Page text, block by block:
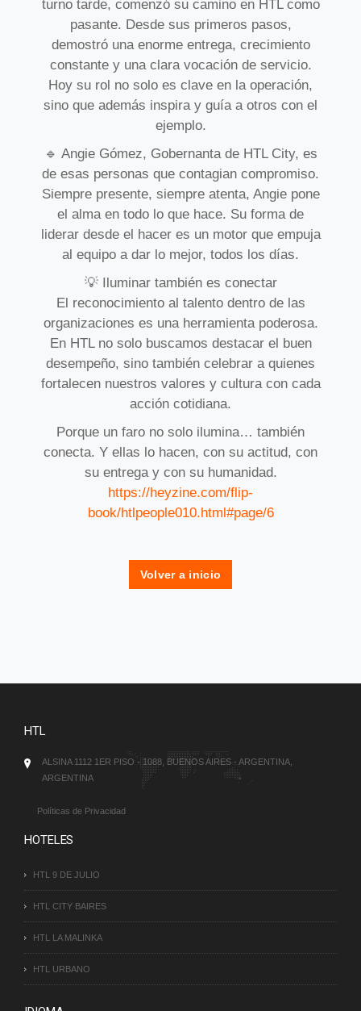
turno tarde, comenzó su camino en HTL como
pasante. Desde sus primeros pasos,
demostró una enorme entrega, crecimiento
constante y una clara vocación de servicio.
Hoy su rol no solo es clave en la operación,
sino que además inspira y guía a otros con el
ejemplo.
🔹 Angie Gómez, Gobernanta de HTL City, es
de esas personas que contagian compromiso.
Siempre presente, siempre atenta, Angie pone
el alma en todo lo que hace. Su forma de
liderar desde el hacer es un motor que empuja
al equipo a dar lo mejor, todos los días.
💡 Iluminar también es conectar
El reconocimiento al talento dentro de las
organizaciones es una herramienta poderosa.
En HTL no solo buscamos destacar el buen
desempeño, sino también celebrar a quienes
fortalecen nuestros valores y cultura con cada
acción cotidiana.
Porque un faro no solo ilumina… también
conecta. Y ellas lo hacen, con su actitud, con
su entrega y con su humanidad.
https://heyzine.com/flip-
book/htlpeople010.html#page/6
Volver a inicio
HTL
ALSINA 1112 1ER PISO - 1088, BUENOS AIRES - ARGENTINA,
ARGENTINA
Políticas de Privacidad
HOTELES
HTL 9 DE JULIO
HTL CITY BAIRES
HTL LA MALINKA
HTL URBANO